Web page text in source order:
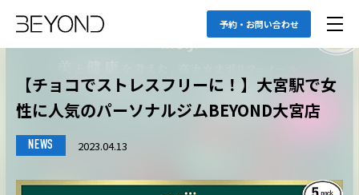
予約・お問い合わせ
【チョコでストレスフリーに！】大宮駅で女
性に人気のパーソナルジムBEYOND大宮店
NEWS 2023.04.13